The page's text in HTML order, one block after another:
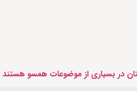
در بسیاری از موضوعات همسو هستند